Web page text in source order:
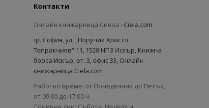
Контакти
Онлайн книжарница Сиела - Ciela.com
гр. София, ул. „Поручик Христо
Топракчиев“ 11, 1528 НПЗ Искър, Книжна
борса Искър, ет. 3, офис 33, Онлайн
книжарница Ciela.com
Работно време: от Понеделник до Петък,
от 09:00 до 17:00 ч.